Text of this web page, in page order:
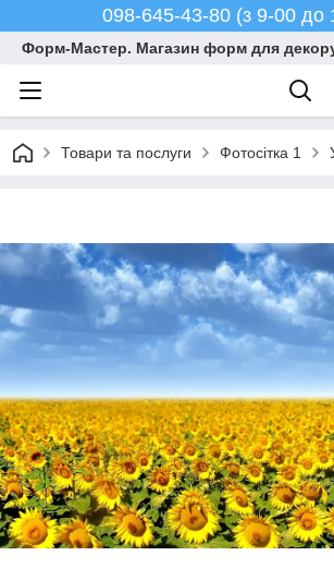
098-645-43-80 (з 9-00 до
Форм-Мастер. Магазин форм для
Товари та послуги Фотосітка 1